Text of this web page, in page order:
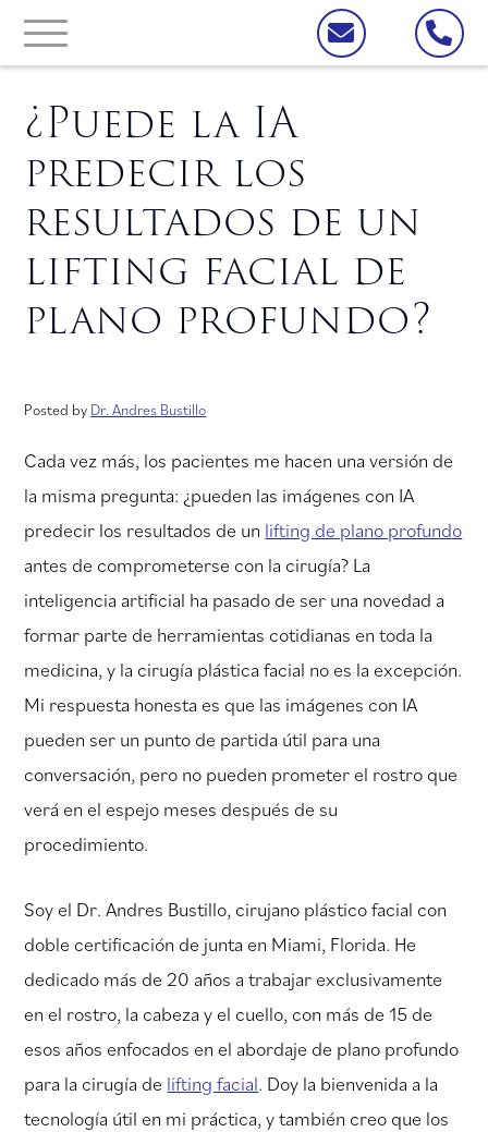
¿Puede la IA
predecir los
resultados de un
lifting facial de
plano profundo?
Posted by Dr. Andres Bustillo
Cada vez más, los pacientes me hacen una versión de
la misma pregunta: ¿pueden las imágenes con IA
predecir los resultados de un lifting de plano profundo
antes de comprometerse con la cirugía? La
inteligencia artificial ha pasado de ser una novedad a
formar parte de herramientas cotidianas en toda la
medicina, y la cirugía plástica facial no es la excepción.
Mi respuesta honesta es que las imágenes con IA
pueden ser un punto de partida útil para una
conversación, pero no pueden prometer el rostro que
verá en el espejo meses después de su
procedimiento.
Soy el Dr. Andres Bustillo, cirujano plástico facial con
doble certificación de junta en Miami, Florida. He
dedicado más de 20 años a trabajar exclusivamente
en el rostro, la cabeza y el cuello, con más de 15 de
esos años enfocados en el abordaje de plano profundo
para la cirugía de lifting facial. Doy la bienvenida a la
tecnología útil en mi práctica, y también creo que los